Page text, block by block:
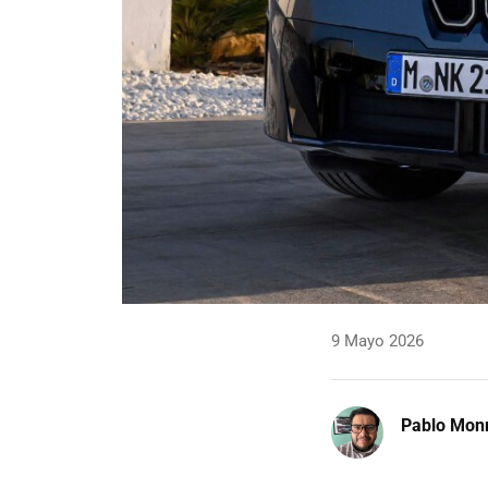
9 Mayo 2026
Pablo